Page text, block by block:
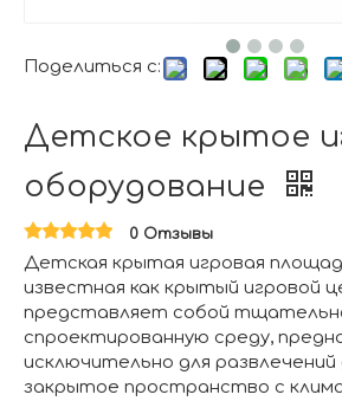
Поделиться с:
Детское крытое
оборудование
0 Отзывы
Детская крытая игровая
известная как крытый игровой
представляет собой
спроектированную среду,
исключительно для
закрытое пространство с